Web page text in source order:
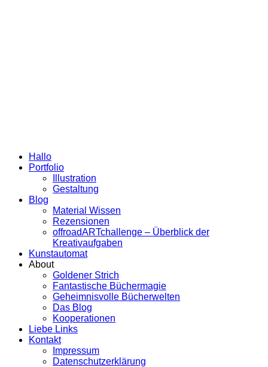
Hallo
Portfolio
Illustration
Gestaltung
Blog
Material Wissen
Rezensionen
offroadARTchallenge – Überblick der
Kreativaufgaben
Kunstautomat
About
Goldener Strich
Fantastische Büchermagie
Geheimnisvolle Bücherwelten
Das Blog
Kooperationen
Liebe Links
Kontakt
Impressum
Datenschutzerklärung